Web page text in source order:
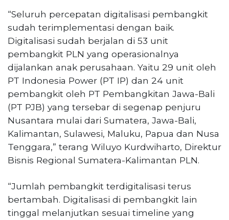
“Seluruh percepatan digitalisasi pembangkit
sudah terimplementasi dengan baik.
Digitalisasi sudah berjalan di 53 unit
pembangkit PLN yang operasionalnya
dijalankan anak perusahaan. Yaitu 29 unit oleh
PT Indonesia Power (PT IP) dan 24 unit
pembangkit oleh PT Pembangkitan Jawa-Bali
(PT PJB) yang tersebar di segenap penjuru
Nusantara mulai dari Sumatera, Jawa-Bali,
Kalimantan, Sulawesi, Maluku, Papua dan Nusa
Tenggara,” terang Wiluyo Kurdwiharto, Direktur
Bisnis Regional Sumatera-Kalimantan PLN.
“Jumlah pembangkit terdigitalisasi terus
bertambah. Digitalisasi di pembangkit lain
tinggal melanjutkan sesuai timeline yang